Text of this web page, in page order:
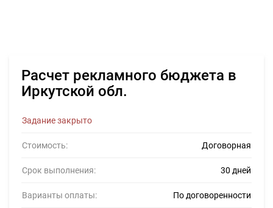
Расчет рекламного бюджета в
Иркутской обл.
Задание закрыто
Стоимость: Договорная
Срок выполнения: 30 дней
Варианты оплаты: По договоренности